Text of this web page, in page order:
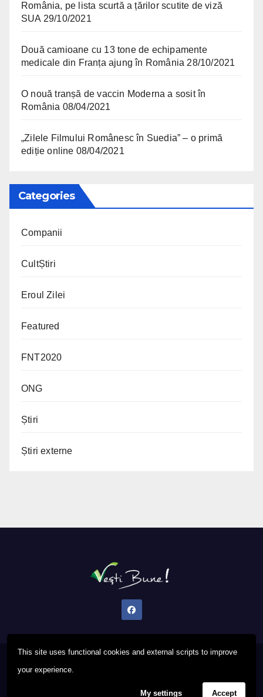
This site uses functional cookies and external scripts to improve
your experience.
My settings Accept
România, pe lista scurtă a țărilor scutite de viză
SUA 29/10/2021
Două camioane cu 13 tone de echipamente
medicale din Franța ajung în România 28/10/2021
O nouă tranșă de vaccin Moderna a sosit în
România 08/04/2021
„Zilele Filmului Românesc în Suedia” – o primă
ediție online 08/04/2021
Categories
Companii
CultȘtiri
Eroul Zilei
Featured
FNT2020
ONG
Știri
Știri externe
Proudly powered by WordPress
Privacy PolicyFAQ